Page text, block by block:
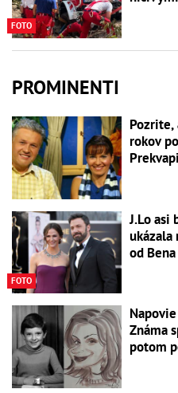
FOTO
PROMINENTI
Pozrite,
rokov
FOTO
J.Lo asi
ukázala
od
Známa
potom